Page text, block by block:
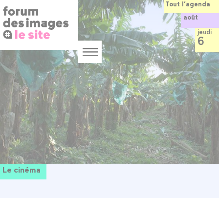
Panneau de gestion des cookies
au
contenu
principal
Menu
Le cinéma
Tout l’agenda
août
jeudi
6